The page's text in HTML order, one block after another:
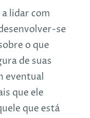
lidar com
se
o que
de suas
eventual
que ele
que está